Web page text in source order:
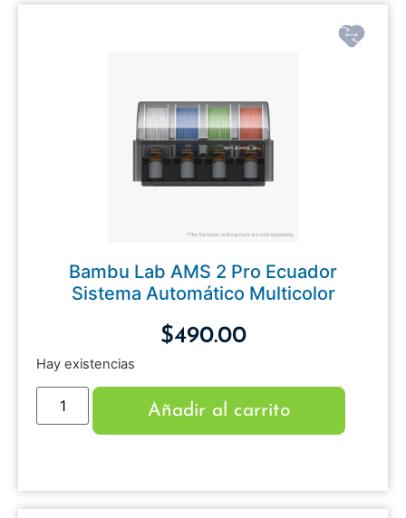
Bambu Lab AMS 2 Pro Ecuador
Sistema Automático Multicolor
$490.00
Hay existencias
Añadir al carrito